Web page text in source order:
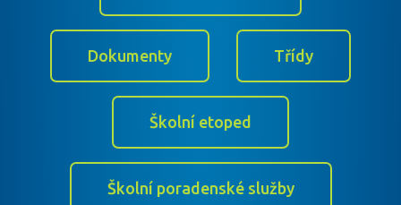
Dokumenty Třídy
Školní etoped
Školní poradenské služby